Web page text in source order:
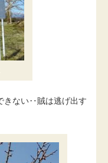
きない‥賊は逃げ出す